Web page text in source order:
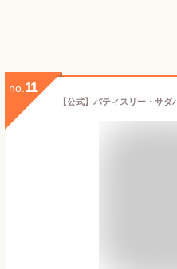
no. 11